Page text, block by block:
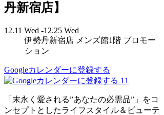
丹新宿店】
12.11 Wed -12.25 Wed
伊勢丹新宿店 メンズ館1階 プロモー
ション
Googleカレンダーに登録する
11
「末永く愛される”あなたの必需品”」をコ
ンセプトとしたライフスタイル＆ビューテ